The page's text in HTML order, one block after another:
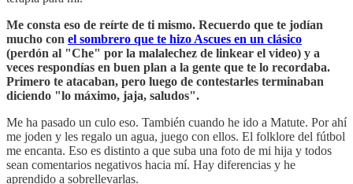
Me consta eso de reírte de ti mismo. Recuerdo que te jodían
mucho con el sombrero que te hizo Ascues en un clásico
(perdón al "Che" por la malalechez de linkear el video) y a
veces respondías en buen plan a la gente que te lo recordaba.
Primero te atacaban, pero luego de contestarles terminaban
diciendo "lo máximo, jaja, saludos".
Me ha pasado un culo eso. También cuando he ido a Matute. Por ahí
me joden y les regalo un agua, juego con ellos. El folklore del fútbol
me encanta. Eso es distinto a que suba una foto de mi hija y todos
sean comentarios negativos hacia mí. Hay diferencias y he
aprendido a sobrellevarlas.